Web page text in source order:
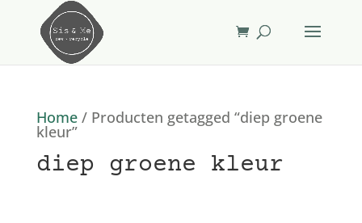
Home/ Producten getagged “diep groene
kleur”
diep groene kleur